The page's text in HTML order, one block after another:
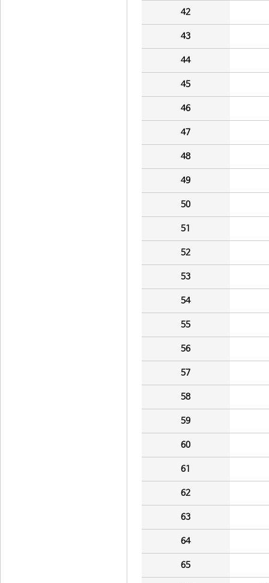
42
43
44
45
46
47
48
49
50
51
52
53
54
55
56
57
58
59
60
61
62
63
64
65